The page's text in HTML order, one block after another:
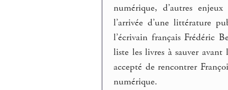
numérique, d’autres
l’arrivée d’une littérature
l’écrivain français Frédéric
liste les livres à sauver
accepté de rencontrer
numérique.